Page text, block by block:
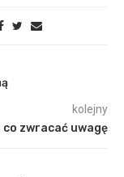
kolejny
co zwracać uwagę